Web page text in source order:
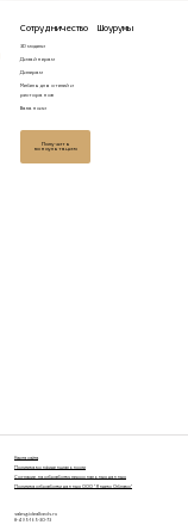
Сотрудничество
3D модели
Дизайнерам
Дилерам
Мебель для отелей и
ресторанов
Вакансии
Получить
консультацию
Шоурумы
Карта сайта
Политика конфиденциальности
Согласие на обработку персональных данных
Политика обработки данных ООО "Яндекс Облако"
sales@idealbeds.ru
8-495-165-30-73